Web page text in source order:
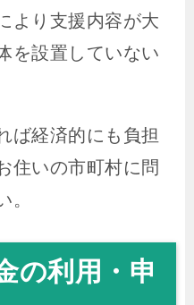
より支援内容が大
を設置していない
ば経済的にも負担
住いの市町村に問
。
の利用・申